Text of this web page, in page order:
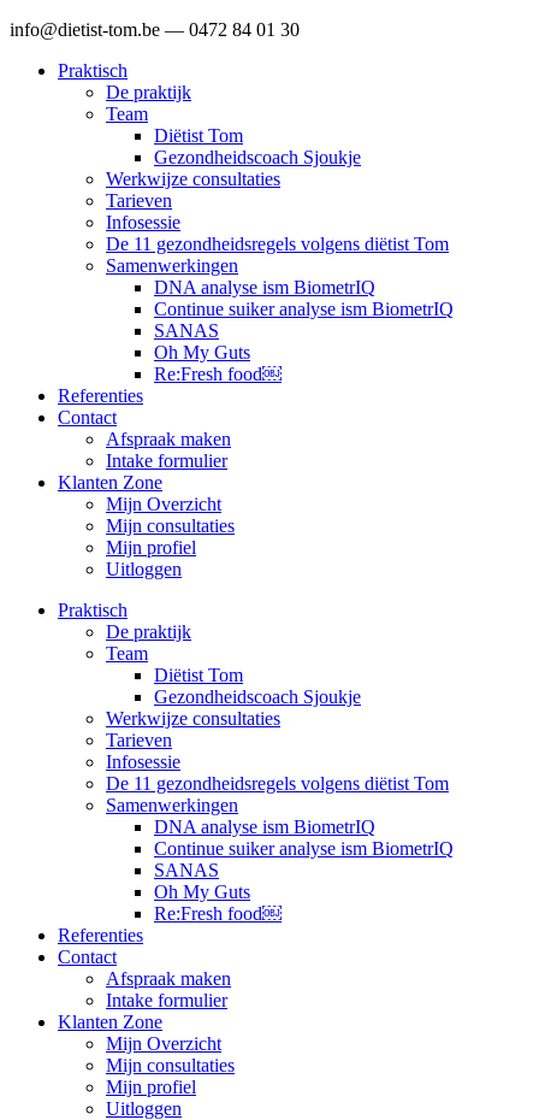
Ga
info@dietist-tom.be — 0472 84 01 30
Praktisch
De praktijk
Team
Diëtist Tom
Gezondheidscoach Sjoukje
Werkwijze consultaties
Tarieven
Infosessie
De 11 gezondheidsregels volgens diëtist Tom
Samenwerkingen
DNA analyse ism BiometrIQ
Continue suiker analyse ism BiometrIQ
SANAS
Oh My Guts
Re:Fresh food￼
Referenties
Contact
Afspraak maken
Intake formulier
Klanten Zone
Mijn Overzicht
Mijn consultaties
Mijn profiel
Uitloggen
Praktisch
De praktijk
Team
Diëtist Tom
Gezondheidscoach Sjoukje
Werkwijze consultaties
Tarieven
Infosessie
De 11 gezondheidsregels volgens diëtist Tom
Samenwerkingen
DNA analyse ism BiometrIQ
Continue suiker analyse ism BiometrIQ
SANAS
Oh My Guts
Re:Fresh food￼
Referenties
Contact
Afspraak maken
Intake formulier
Klanten Zone
Mijn Overzicht
Mijn consultaties
Mijn profiel
Uitloggen